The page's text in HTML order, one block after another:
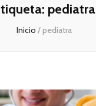
pediatra
Inicio / pediatra